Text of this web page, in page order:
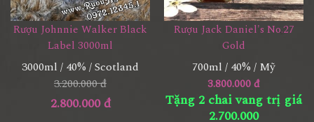
Rượu Johnnie Walker Black
Label 3000ml
3000ml / 40% / Scotland
3.200.000 đ
2.800.000 đ
Rượu Jack Daniel's No.27
Gold
700ml / 40% / Mỹ
3.800.000 đ
Tặng 2 chai vang trị giá
2.700.000